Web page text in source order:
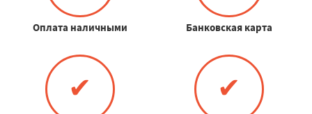
Оплата наличными Банковская карта
✔ ✔